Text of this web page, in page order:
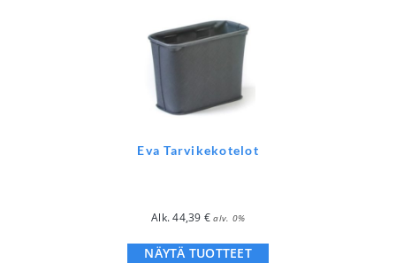
Eva Tarvikekotelot
Alk.44,39 € alv. 0%
NÄYTÄ TUOTTEET